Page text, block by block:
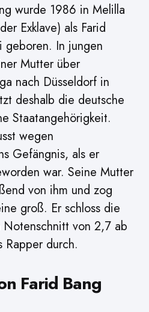
wurde 1986 in Melilla
Exklave) als Farid
geboren. In jungen
Mutter über
nach Düsseldorf in
deshalb die deutsche
Staatangehörigkeit.
wegen
Gefängnis, als er
war. Seine Mutter
von ihm und zog
groß. Er schloss die
Notenschnitt von 2,7 ab
Rapper durch.
Farid Bang